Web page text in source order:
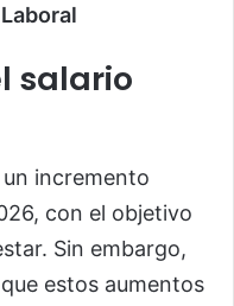
salario
incremento
con el objetivo
Sin embargo,
estos aumentos